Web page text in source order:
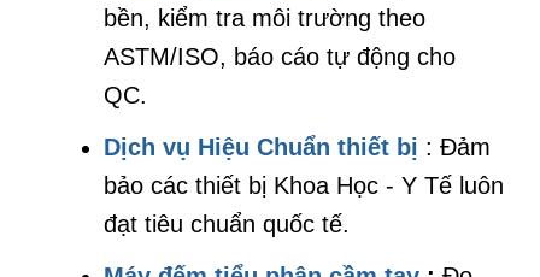
bền, kiểm tra môi trường theo
ASTM/ISO, báo cáo tự động cho
QC.
Dịch vụ Hiệu Chuẩn thiết bị : Đảm
bảo các thiết bị Khoa Học - Y Tế luôn
đạt tiêu chuẩn quốc tế.